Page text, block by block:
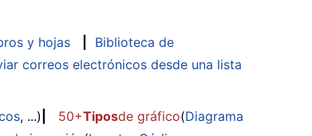
y hojas
Biblioteca de
correos electrónicos desde una lista
, ...) 50+Tiposde gráfico(Diagrama